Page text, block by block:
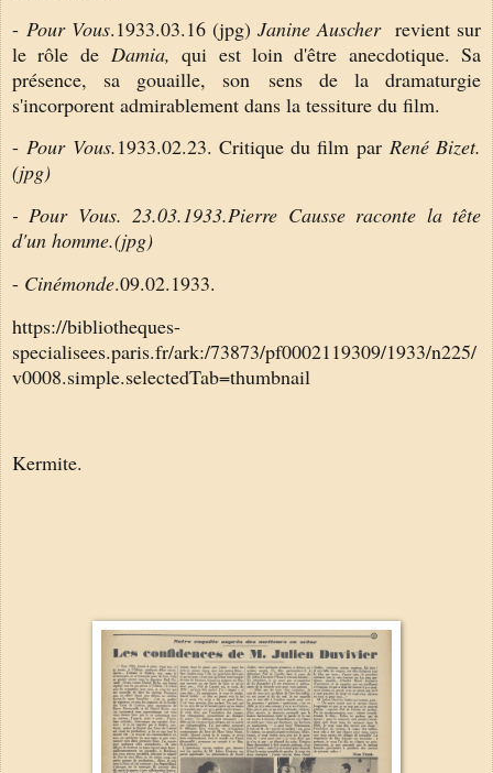
- Pour Vous.1933.03.16 (jpg) Janine Auscherrevient sur
le rôle de Damia,qui est loin d'être anecdotique. Sa
présence, sa gouaille, son sens de la dramaturgie
s'incorporent admirablement dans la tessiture du film.
-Pour Vous.1933.02.23. Critique du film par René Bizet.
(jpg)
- Pour Vous. 23.03.1933.Pierre Causse raconte la tête
d'un homme.(jpg)
- Cinémonde.09.02.1933.
https://bibliotheques-
specialisees.paris.fr/ark:/73873/pf0002119309/1933/n225/
v0008.simple.selectedTab=thumbnail
Kermite.